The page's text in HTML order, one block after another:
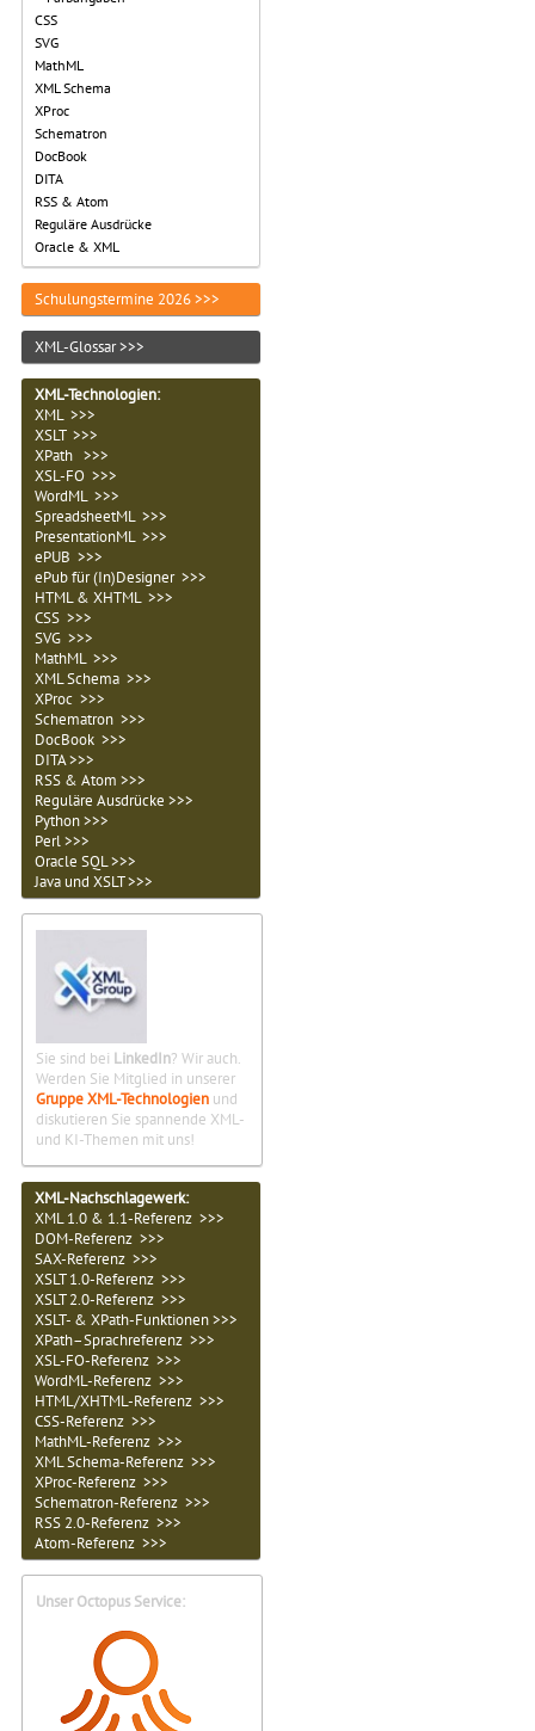
CSS
SVG
MathML
XML Schema
XProc
Schematron
DocBook
DITA
RSS & Atom
Reguläre Ausdrücke
Oracle & XML
Schulungstermine 2026 >>>
XML-Glossar >>>
XML-Technologien:
XML >>>
XSLT >>>
XPath >>>
XSL-FO >>>
WordML >>>
SpreadsheetML >>>
PresentationML >>>
ePUB >>>
ePub für (In)Designer >>>
HTML & XHTML >>>
CSS >>>
SVG >>>
MathML >>>
XML Schema >>>
XProc >>>
Schematron >>>
DocBook >>>
DITA >>>
RSS & Atom >>>
Reguläre Ausdrücke >>>
Python >>>
Perl >>>
Oracle SQL >>>
Java und XSLT >>>
Sie sind bei LinkedIn? Wir auch.
Werden Sie Mitglied in unserer
Gruppe XML-Technologien und
diskutieren Sie spannende XML-
und KI-Themen mit uns!
XML-Nachschlagewerk:
XML 1.0 & 1.1-Referenz >>>
DOM-Referenz >>>
SAX-Referenz >>>
XSLT 1.0-Referenz >>>
XSLT 2.0-Referenz >>>
XSLT- & XPath-Funktionen >>>
XPath–Sprachreferenz >>>
XSL-FO-Referenz >>>
WordML-Referenz >>>
HTML/XHTML-Referenz >>>
CSS-Referenz >>>
MathML-Referenz >>>
XML Schema-Referenz >>>
XProc-Referenz >>>
Schematron-Referenz >>>
RSS 2.0-Referenz >>>
Atom-Referenz >>>
Unser Octopus Service: